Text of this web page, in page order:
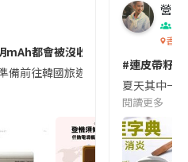
mAh都會被沒收😱出發前切記檢查
準備前往韓國旅遊的民眾，近期要
營養
香港
#連皮帶籽
夏天其中一
閱讀更多